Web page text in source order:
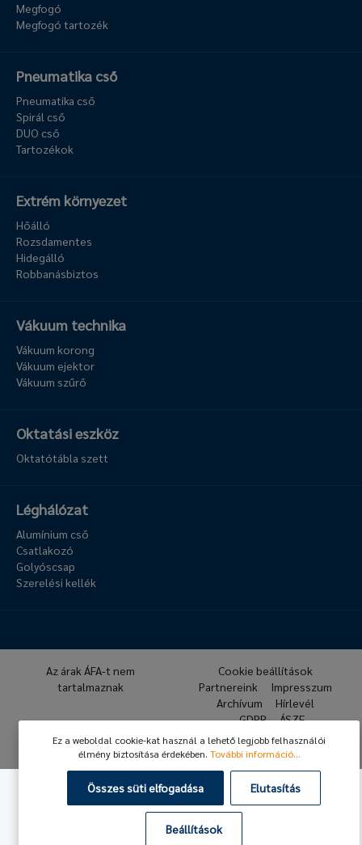
Megfogó
Megfogó tartozék
Pneumatika cső
Pneumatika cső
Spirál cső
DUO cső
Tartozékok
Extrém környezet
Hőálló
Rozsdamentes
Hidegálló
Robbanásbiztos
Vákuum technika
Vákuum korong
Vákuum ejektor
Vákuum szűrő
Oktatási eszköz
Oktatótábla szett
Léghálózat
Alumínium cső
Csatlakozó
Golyóscsap
Szerelési kellék
© 2026 Hafner Pneumatika
Az árak ÁFA-t nem
tartalmaznak
Cookie beállítások
Partnereink
Impresszum
Archívum
Hírlevél
GDPR
ÁSZF
Ez a weboldal cookie-kat használ a lehető legjobb felhasználói
élmény biztosítása érdekében. További információ...
Összes süti elfogadása Elutasítás
Beállítások